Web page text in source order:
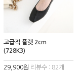
고급적 플랫 2cm
(728K3)
29,900원 리뷰수 : 82개